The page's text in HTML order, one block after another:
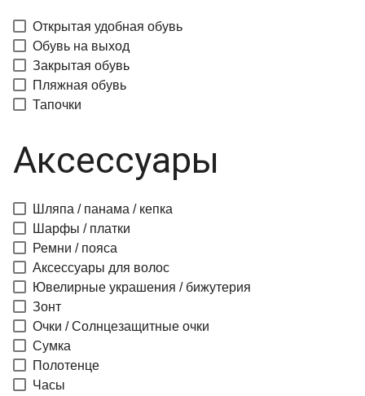
Открытая удобная обувь
Обувь на выход
Закрытая обувь
Пляжная обувь
Тапочки
Аксессуары
Шляпа / панама / кепка
Шарфы / платки
Ремни / пояса
Аксессуары для волос
Ювелирные украшения / бижутерия
Зонт
Очки / Солнцезащитные очки
Сумка
Полотенце
Часы